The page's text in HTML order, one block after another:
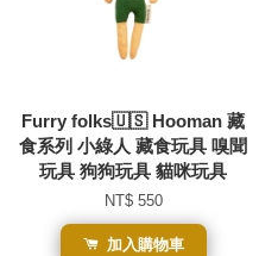
Furry folks🇺🇸 Hooman 藏
食系列 小綠人 藏食玩具 嗅聞
玩具 狗狗玩具 貓咪玩具
NT$ 550
加入購物車